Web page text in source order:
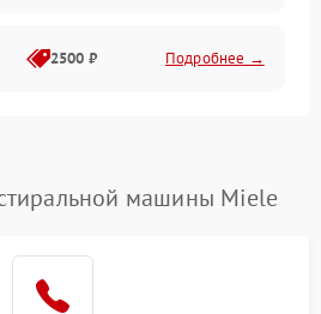
2500 ₽ Подробнее →
Подробнее →
машины Miele